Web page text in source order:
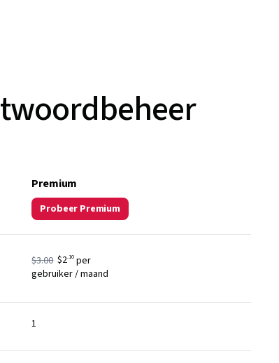
Premium
Probeer Premium
$3.00 $2.10 per
gebruiker / maand
1